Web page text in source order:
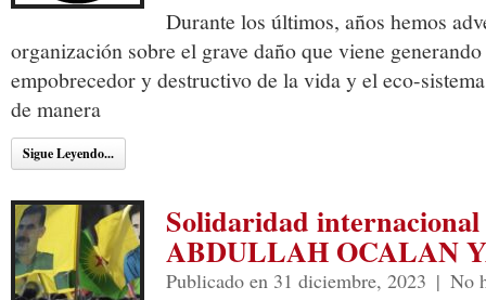
Durante los últimos, años hemos
organización sobre el grave daño que viene
empobrecedor y destructivo de la vida y el eco-
de manera
Sigue Leyendo...
Solidaridad
ABDULLAH OCALAN
Publicado en 31 diciembre, 2023 | No